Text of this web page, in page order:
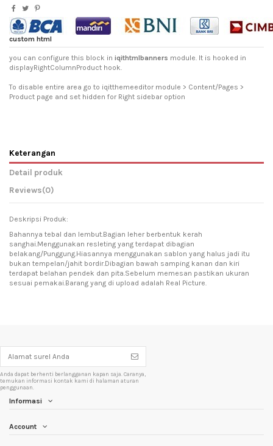
custom html
you can configure this block in iqithtmlbanners module. It is hooked in
displayRightColumnProduct hook.
To disable entire area go to iqitthemeeditor module > Content/Pages >
Product page and set hidden for Right sidebar option
Keterangan
Detail produk
Reviews(0)
Deskripsi Produk:
Bahannya tebal dan lembut.Bagian leher berbentuk kerah
sanghai.Menggunakan resleting yang terdapat dibagian
belakang/Punggung.Hiasannya menggunakan sablon yang halus jadi itu
bukan tempelan/jahit bordir.Dibagian bawah samping kanan dan kiri
terdapat belahan pendek dan pita.Sebelum memesan pastikan ukuran
sesuai pemakai.Barang yang di upload adalah Real Picture.
Anda dapat berhenti berlangganan kapan saja. Caranya,
temukan informasi kontak kami di halaman aturan
penggunaan.
Informasi
Account